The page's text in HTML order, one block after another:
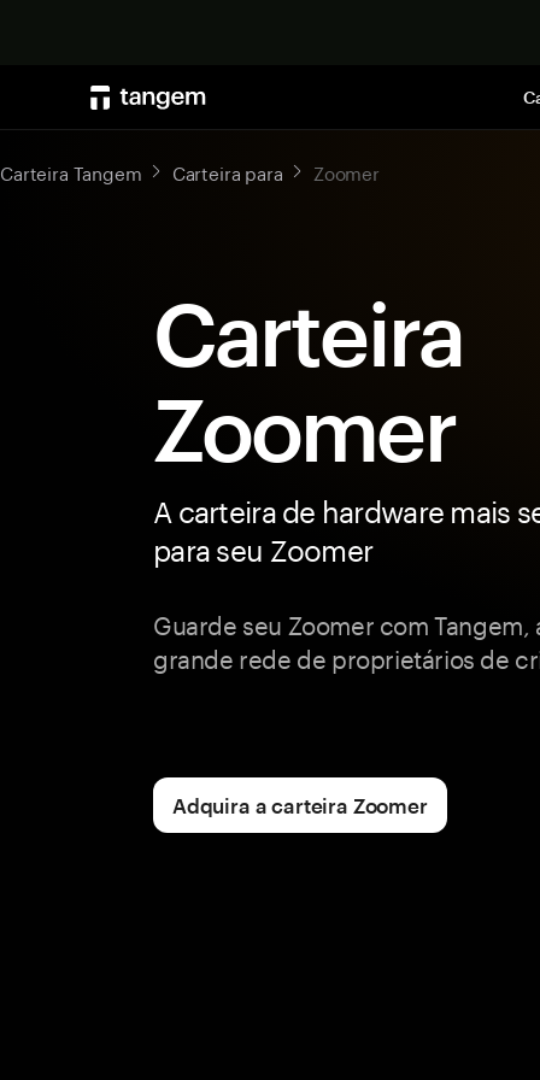
Carteira Tangem Carteira para Zoomer
Carteira
Zoomer
A carteira de hardware mais
para seu Zoomer
Guarde seu Zoomer com Tangem,
grande rede de proprietários de
Adquira a carteira Zoomer